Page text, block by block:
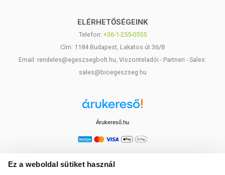
Ez a weboldal sütiket használ
ELÉRHETŐSÉGEINK
Telefon: +36-1-255-0555
Cím: 1184 Budapest, Lakatos út 36/B
Email: rendeles@egeszsegbolt.hu, Viszonteladói - Partneri - Sales:
sales@bioegeszseg.hu
Árukereső.hu